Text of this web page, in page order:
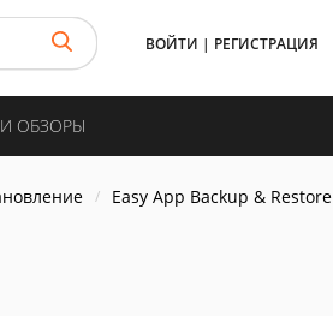
ВОЙТИ | РЕГИСТРАЦИЯ
И ОБЗОРЫ
Easy App Backup & Restore